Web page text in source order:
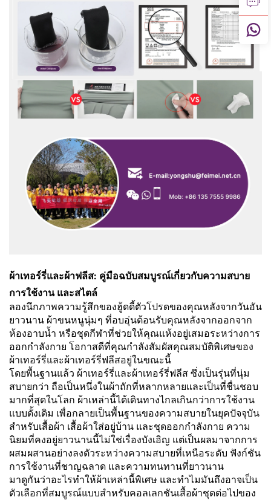
ผ้าเทอร์รี่และผ้าฟลีส: คู่มือฉบับสมบูรณ์เกี่ยวกับความสบาย
การใช้งาน และสไตล์
ลองนึกภาพความรู้สึกของฮู้ดดี้ตัวโปรดของคุณหลังจากวันอัน
ยาวนาน ผ้าขนหนูนุ่มๆ ที่อบอุ่นต้อนรับคุณหลังจากออกจาก
ห้องอาบน้ำ หรือชุดกีฬาที่ช่วยให้คุณแห้งอยู่เสมอระหว่างการ
ออกกำลังกาย โอกาสดีที่คุณกำลังสัมผัสคุณสมบัติพิเศษของ
ผ้าเทอร์รี่และผ้าเทอร์รี่ฟลีสอยู่ในขณะนี้
โดยพื้นฐานแล้ว ผ้าเทอร์รี่และผ้าเทอร์รี่ฟลีส ซึ่งเป็นรุ่นที่นุ่ม
สบายกว่า ถือเป็นหนึ่งในผ้าถักที่หลากหลายและเป็นที่ชื่นชอบ
มากที่สุดในโลก ผ้าเหล่านี้ได้เดินทางไกลเกินกว่าการใช้งาน
แบบดั้งเดิม เพื่อกลายเป็นพื้นฐานของความสบายในยุคปัจจุบัน
สำหรับเสื้อผ้า เสื้อผ้าใส่อยู่บ้าน และชุดออกกำลังกาย ความ
นิยมที่คงอยู่ยาวนานนี้ไม่ใช่เรื่องบังเอิญ แต่เป็นผลมาจากการ
ผสมผสานอย่างลงตัวระหว่างความสบายที่เหนือระดับ ฟังก์ชัน
การใช้งานที่ชาญฉลาด และความทนทานที่ยาวนาน
มาดูกันว่าอะไรทำให้ผ้าเหล่านี้พิเศษ และทำไมมันถึงอาจเป็น
ตัวเลือกที่สมบูรณ์แบบสำหรับคอลเลกชันเสื้อผ้าชุดต่อไปของ